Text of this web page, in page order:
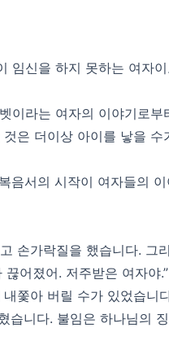
임신을 하지 못하는 여자
이라는 여자의 이야기로
은 더이상 아이를 낳을 수
서의 시작이 여자들의
손가락질을 했습니다. 그
어졌어. 저주받은 여자야.”
쫓아 버릴 수가 있었습
니다. 불임은 하나님의